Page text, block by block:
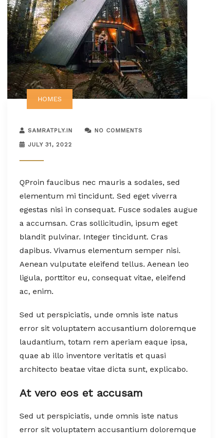
HOMES
SAMRATPLY.IN NO COMMENTS
JULY 31, 2022
QProin faucibus nec mauris a sodales, sed
elementum mi tincidunt. Sed eget viverra
egestas nisi in consequat. Fusce sodales augue
a accumsan. Cras sollicitudin, ipsum eget
blandit pulvinar. Integer tincidunt. Cras
dapibus. Vivamus elementum semper nisi.
Aenean vulputate eleifend tellus. Aenean leo
ligula, porttitor eu, consequat vitae, eleifend
ac, enim.
Sed ut perspiciatis, unde omnis iste natus
error sit voluptatem accusantium doloremque
laudantium, totam rem aperiam eaque ipsa,
quae ab illo inventore veritatis et quasi
architecto beatae vitae dicta sunt, explicabo.
At vero eos et accusam
Sed ut perspiciatis, unde omnis iste natus
error sit voluptatem accusantium doloremque